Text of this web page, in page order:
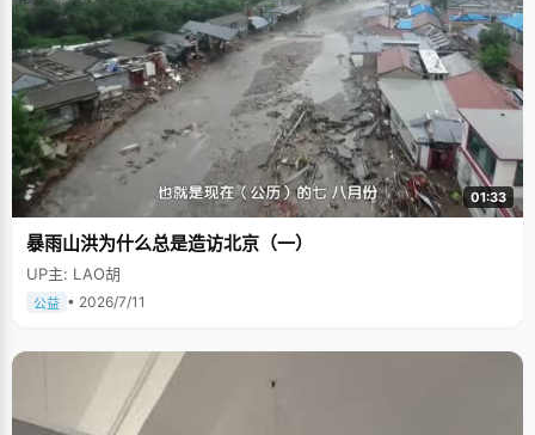
01:33
暴雨山洪为什么总是造访北京（一）
UP主: LAO胡
公益 • 2026/7/11